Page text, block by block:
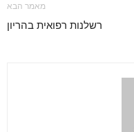
מאמר הבא
רשלנות רפואית בהריון